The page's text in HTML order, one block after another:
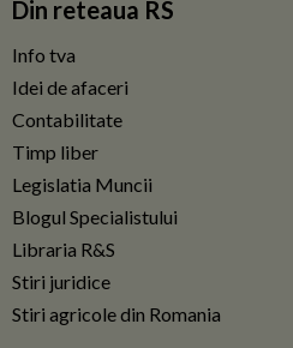
Din reteaua RS
Info tva
Idei de afaceri
Contabilitate
Timp liber
Legislatia Muncii
Blogul Specialistului
Libraria R&S
Stiri juridice
Stiri agricole din Romania